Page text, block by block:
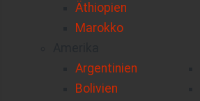
Äthiopien
Marokko
Argentinien
Bolivien